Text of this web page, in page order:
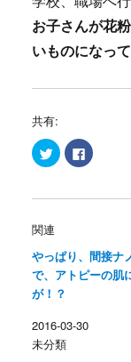
お子さんが花
いものになっ
共有:
ク
リ
て
w
i
t
e
r
で
共
(
新
し
い
F
a
o
有
す
る
リ
ッ
関連
やっぱり、間接ナ
で、アトピーの肌
が！？
2016-03-30
未分類